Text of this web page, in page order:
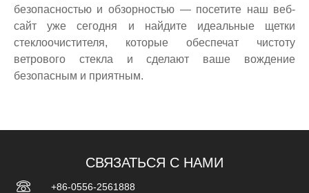
безопасностью и обзорностью — посетите наш веб-
сайт уже сегодня и найдите идеальные щетки
стеклоочистителя, которые обеспечат чистоту
ветрового стекла и сделают ваше вождение
безопасным и приятным.
СВЯЗАТЬСЯ С НАМИ
+86-0556-2561888